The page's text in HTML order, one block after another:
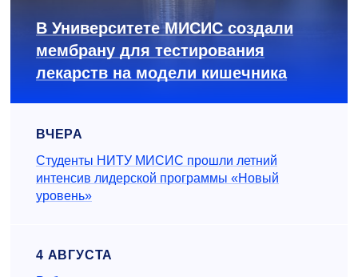
В Университете МИСИС создали
мембрану для тестирования
лекарств на модели кишечника
ВЧЕРА
Студенты НИТУ МИСИС прошли летний
интенсив лидерской программы «Новый
уровень»
4 АВГУСТА